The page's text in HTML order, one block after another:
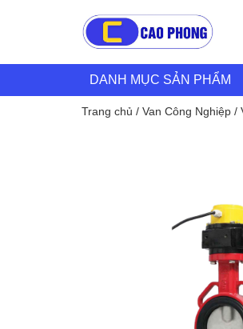
DANH MỤC SẢN PHẨM
Trang chủ / Van Công Nghiệp /